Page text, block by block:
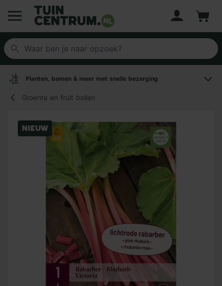
Logo Tuincentrum.nl
Planten, bomen & meer met snelle bezorging
Groente en fruit bollen
Nieuw